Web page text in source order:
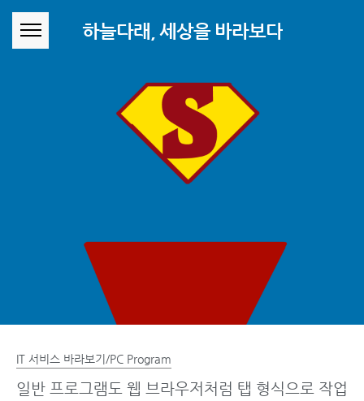
하늘다래, 세상을 바라보다
IT 서비스 바라보기/PC Program
일반 프로그램도 웹 브라우저처럼 탭 형식으로 작업